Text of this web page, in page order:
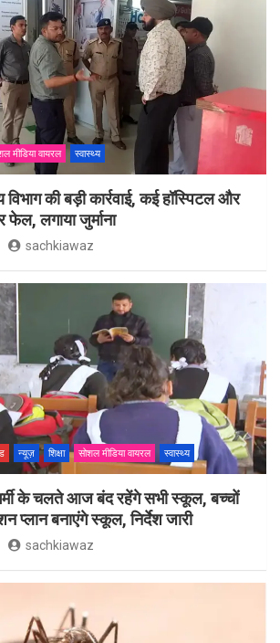
मीडिया वायरल स्वास्थ्य
विभाग की बड़ी कार्रवाई, कई हॉस्पिटल और
फेल, लगाया जुर्माना
sachkiawaz
न्यूज़ शिक्षा सोशल मीडिया वायरल स्वास्थ्य
के चलते आज बंद रहेंगे सभी स्कूल, बच्चों
प्लान बनाएंगे स्कूल, निर्देश जारी
sachkiawaz